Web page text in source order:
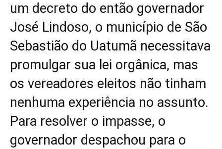
um decreto do então governador
José Lindoso, o município de São
Sebastião do Uatumã necessitava
promulgar sua lei orgânica, mas
os vereadores eleitos não tinham
nenhuma experiência no assunto.
Para resolver o impasse, o
governador despachou para o